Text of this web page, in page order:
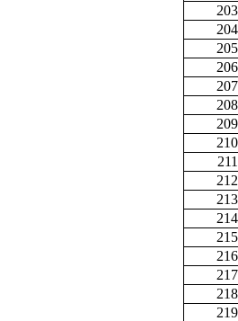
203
204
205
206
207
208
209
210
211
212
213
214
215
216
217
218
219